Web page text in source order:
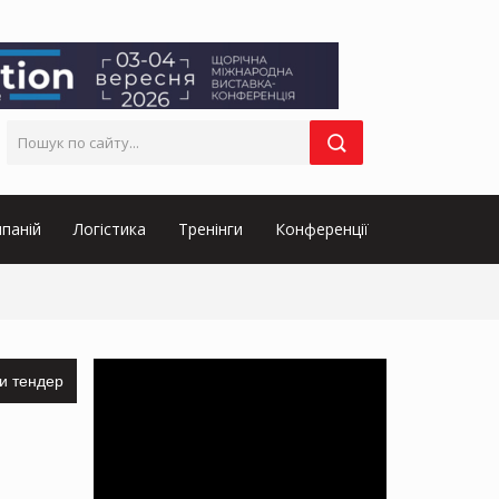
Логістика Тренінги Конференції
тендер